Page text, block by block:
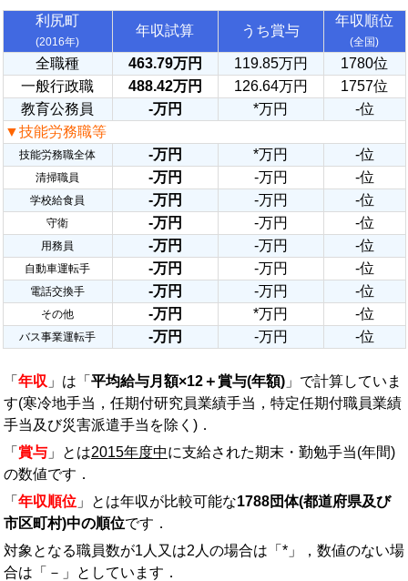
利尻町
(2016年)
年収試算 うち賞与
年収順位
(全国)
全職種 463.79万円 119.85万円
1780位
一般行政職
488.42万円 126.64万円
1757位
教育公務員
-万円 *万円
-位
▼技能労務職等
技能労務職全体 -万円 *万円 -位
清掃職員 -万円 -万円 -位
学校給食員 -万円 -万円 -位
守衛 -万円 -万円 -位
用務員 -万円 -万円 -位
自動車運転手 -万円 -万円 -位
電話交換手 -万円 -万円 -位
その他 -万円 *万円 -位
バス事業運転手 -万円 -万円 -位
「 年収 」は「 平均給与月額×12＋賞与(年額) 」で計算していま
す(寒冷地手当，任期付研究員業績手当，特定任期付職員業績
手当及び災害派遣手当を除く)．
「 賞与 」とは2015年度中に支給された期末・勤勉手当(年間)
の数値です．
「 年収順位 」とは年収が比較可能な1788団体(都道府県及び
市区町村)中の順位です．
対象となる職員数が1人又は2人の場合は「*」，数値のない場
合は「－」としています．